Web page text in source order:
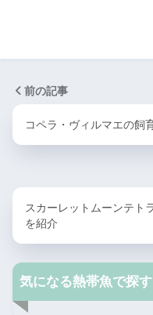
前の記事
コペラ・ヴィルマエの飼
スカーレットムーンテト
を紹介
気になる熱帯魚で探す